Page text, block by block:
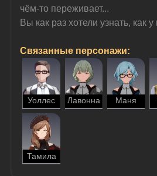
чём-то переживает...
Вы как раз хотели узнать, как у
Связанные персонажи:
Уоллес Лавонна Маня
Тамила